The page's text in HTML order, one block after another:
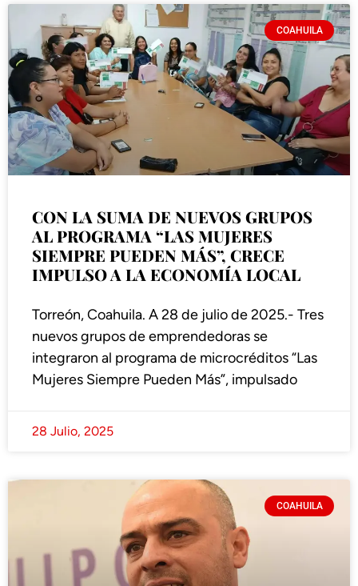
COAHUILA
CON LA SUMA DE NUEVOS GRUPOS
AL PROGRAMA “LAS MUJERES
SIEMPRE PUEDEN MÁS”, CRECE
IMPULSO A LA ECONOMÍA LOCAL
Torreón, Coahuila. A 28 de julio de 2025.- Tres
nuevos grupos de emprendedoras se
integraron al programa de microcréditos “Las
Mujeres Siempre Pueden Más”, impulsado
28 Julio, 2025
COAHUILA